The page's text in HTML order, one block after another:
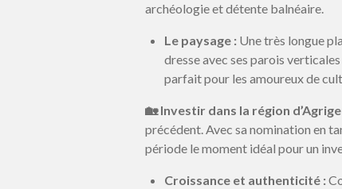
archéologie et détente balnéaire.
Le paysage : Une très longue
dresse avec ses parois
parfait pour les amoureux de
🏡 Investir dans la région
précédent. Avec sa nomination en
période le moment idéal pour un
Croissance et authenticité :